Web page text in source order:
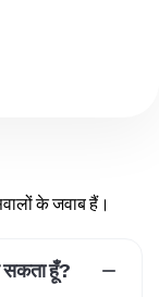
के जवाब हैं।
सकता हूँ?